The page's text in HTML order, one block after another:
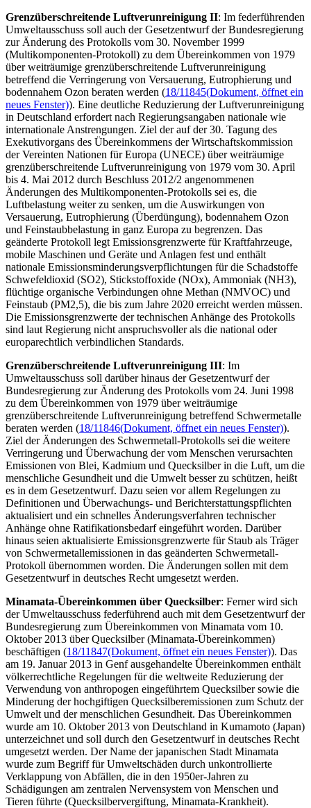
Grenzüberschreitende Luftverunreinigung II: Im federführenden
Umweltausschuss soll auch der Gesetzentwurf der Bundesregierung
zur Änderung des Protokolls vom 30. November 1999
(Multikomponenten-Protokoll) zu dem Übereinkommen von 1979
über weiträumige grenzüberschreitende Luftverunreinigung
betreffend die Verringerung von Versauerung, Eutrophierung und
bodennahem Ozon beraten werden (18/11845(Dokument, öffnet ein
neues Fenster)). Eine deutliche Reduzierung der Luftverunreinigung
in Deutschland erfordert nach Regierungsangaben nationale wie
internationale Anstrengungen. Ziel der auf der 30. Tagung des
Exekutivorgans des Übereinkommens der Wirtschaftskommission
der Vereinten Nationen für Europa (UNECE) über weiträumige
grenzüberschreitende Luftverunreinigung von 1979 vom 30. April
bis 4. Mai 2012 durch Beschluss 2012/2 angenommenen
Änderungen des Multikomponenten-Protokolls sei es, die
Luftbelastung weiter zu senken, um die Auswirkungen von
Versauerung, Eutrophierung (Überdüngung), bodennahem Ozon
und Feinstaubbelastung in ganz Europa zu begrenzen. Das
geänderte Protokoll legt Emissionsgrenzwerte für Kraftfahrzeuge,
mobile Maschinen und Geräte und Anlagen fest und enthält
nationale Emissionsminderungsverpflichtungen für die Schadstoffe
Schwefeldioxid (SO2), Stickstoffoxide (NOx), Ammoniak (NH3),
flüchtige organische Verbindungen ohne Methan (NMVOC) und
Feinstaub (PM2,5), die bis zum Jahre 2020 erreicht werden müssen.
Die Emissionsgrenzwerte der technischen Anhänge des Protokolls
sind laut Regierung nicht anspruchsvoller als die national oder
europarechtlich verbindlichen Standards.
Grenzüberschreitende Luftverunreinigung III: Im
Umweltausschuss soll darüber hinaus der Gesetzentwurf der
Bundesregierung zur Änderung des Protokolls vom 24. Juni 1998
zu dem Übereinkommen von 1979 über weiträumige
grenzüberschreitende Luftverunreinigung betreffend Schwermetalle
beraten werden (18/11846(Dokument, öffnet ein neues Fenster)).
Ziel der Änderungen des Schwermetall-Protokolls sei die weitere
Verringerung und Überwachung der vom Menschen verursachten
Emissionen von Blei, Kadmium und Quecksilber in die Luft, um die
menschliche Gesundheit und die Umwelt besser zu schützen, heißt
es in dem Gesetzentwurf. Dazu seien vor allem Regelungen zu
Definitionen und Überwachungs- und Berichterstattungspflichten
aktualisiert und ein schnelles Änderungsverfahren technischer
Anhänge ohne Ratifikationsbedarf eingeführt worden. Darüber
hinaus seien aktualisierte Emissionsgrenzwerte für Staub als Träger
von Schwermetallemissionen in das geänderten Schwermetall-
Protokoll übernommen worden. Die Änderungen sollen mit dem
Gesetzentwurf in deutsches Recht umgesetzt werden.
Minamata-Übereinkommen über Quecksilber: Ferner wird sich
der Umweltausschuss federführend auch mit dem Gesetzentwurf der
Bundesregierung zum Übereinkommen von Minamata vom 10.
Oktober 2013 über Quecksilber (Minamata-Übereinkommen)
beschäftigen (18/11847(Dokument, öffnet ein neues Fenster)). Das
am 19. Januar 2013 in Genf ausgehandelte Übereinkommen enthält
völkerrechtliche Regelungen für die weltweite Reduzierung der
Verwendung von anthropogen eingeführtem Quecksilber sowie die
Minderung der hochgiftigen Quecksilberemissionen zum Schutz der
Umwelt und der menschlichen Gesundheit. Das Übereinkommen
wurde am 10. Oktober 2013 von Deutschland in Kumamoto (Japan)
unterzeichnet und soll durch den Gesetzentwurf in deutsches Recht
umgesetzt werden. Der Name der japanischen Stadt Minamata
wurde zum Begriff für Umweltschäden durch unkontrollierte
Verklappung von Abfällen, die in den 1950er-Jahren zu
Schädigungen am zentralen Nervensystem von Menschen und
Tieren führte (Quecksilbervergiftung, Minamata-Krankheit).